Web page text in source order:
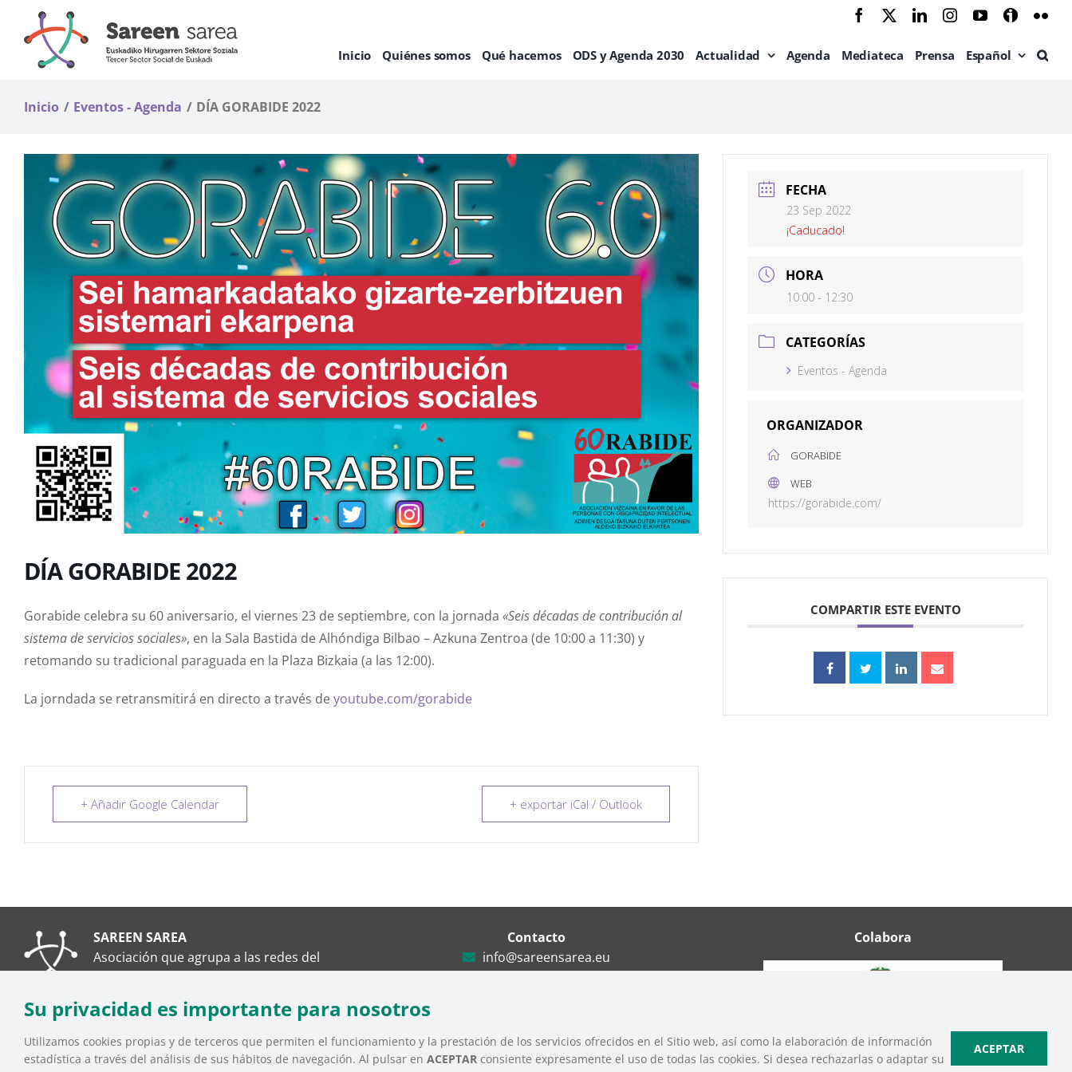
contenido
Facebook LinkedInInstagramYouTube
Ivoox
Inicio Quiénes somos Qué hacemos ODS y Agenda 2030 Actualidad Agenda Mediateca Prensa Español
Inicio Eventos - Agenda DÍA GORABIDE 2022
DÍA GORABIDE 2022
Gorabide celebra su 60 aniversario, el viernes 23 de septiembre, con la jornada «Seis décadas de contribución al
sistema de servicios sociales», en la Sala Bastida de Alhóndiga Bilbao – Azkuna Zentroa (de 10:00 a 11:30) y
retomando su tradicional paraguada en la Plaza Bizkaia (a las 12:00).
La jorndada se retransmitirá en directo a través deyoutube.com/gorabide
+ Añadir Google Calendar + exportar iCal / Outlook
FECHA
23 Sep 2022
¡Caducado!
HORA
10:00 - 12:30
CATEGORÍAS
Eventos - Agenda
ORGANIZADOR
GORABIDE
WEB
https://gorabide.com/
COMPARTIR ESTE EVENTO
SAREEN SAREA
Asociación que agrupa a las redes del
Contacto
info@sareensarea.eu
Colabora
SAREEN SAREA Euskadiko Hirugarren Sektore Soziala – Tercer Sector Social de Euskadi |Aviso Legal|Política de Privacidad|Política de Cookies |Política de Privacidad de Redes Sociales
Su privacidad es importante para nosotros
Utilizamos cookies propias y de terceros que permiten el funcionamiento y la prestación de los servicios ofrecidos en el Sitio web, así como la elaboración de información
estadística a través del análisis de sus hábitos de navegación. Al pulsar en ACEPTAR consiente expresamente el uso de todas las cookies. Si desea rechazarlas o adaptar su
ACEPTAR